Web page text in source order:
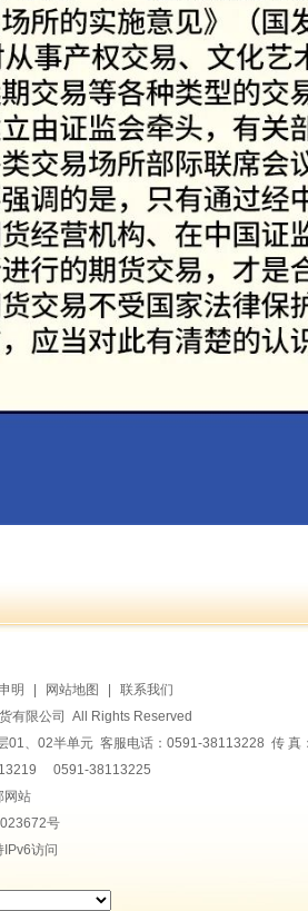
明 网站地图
联系我们
有限公司 All Rights Reserved
01、02半单元 客服电话：0591-38113228 传
0591-38113225
网站
号
访问